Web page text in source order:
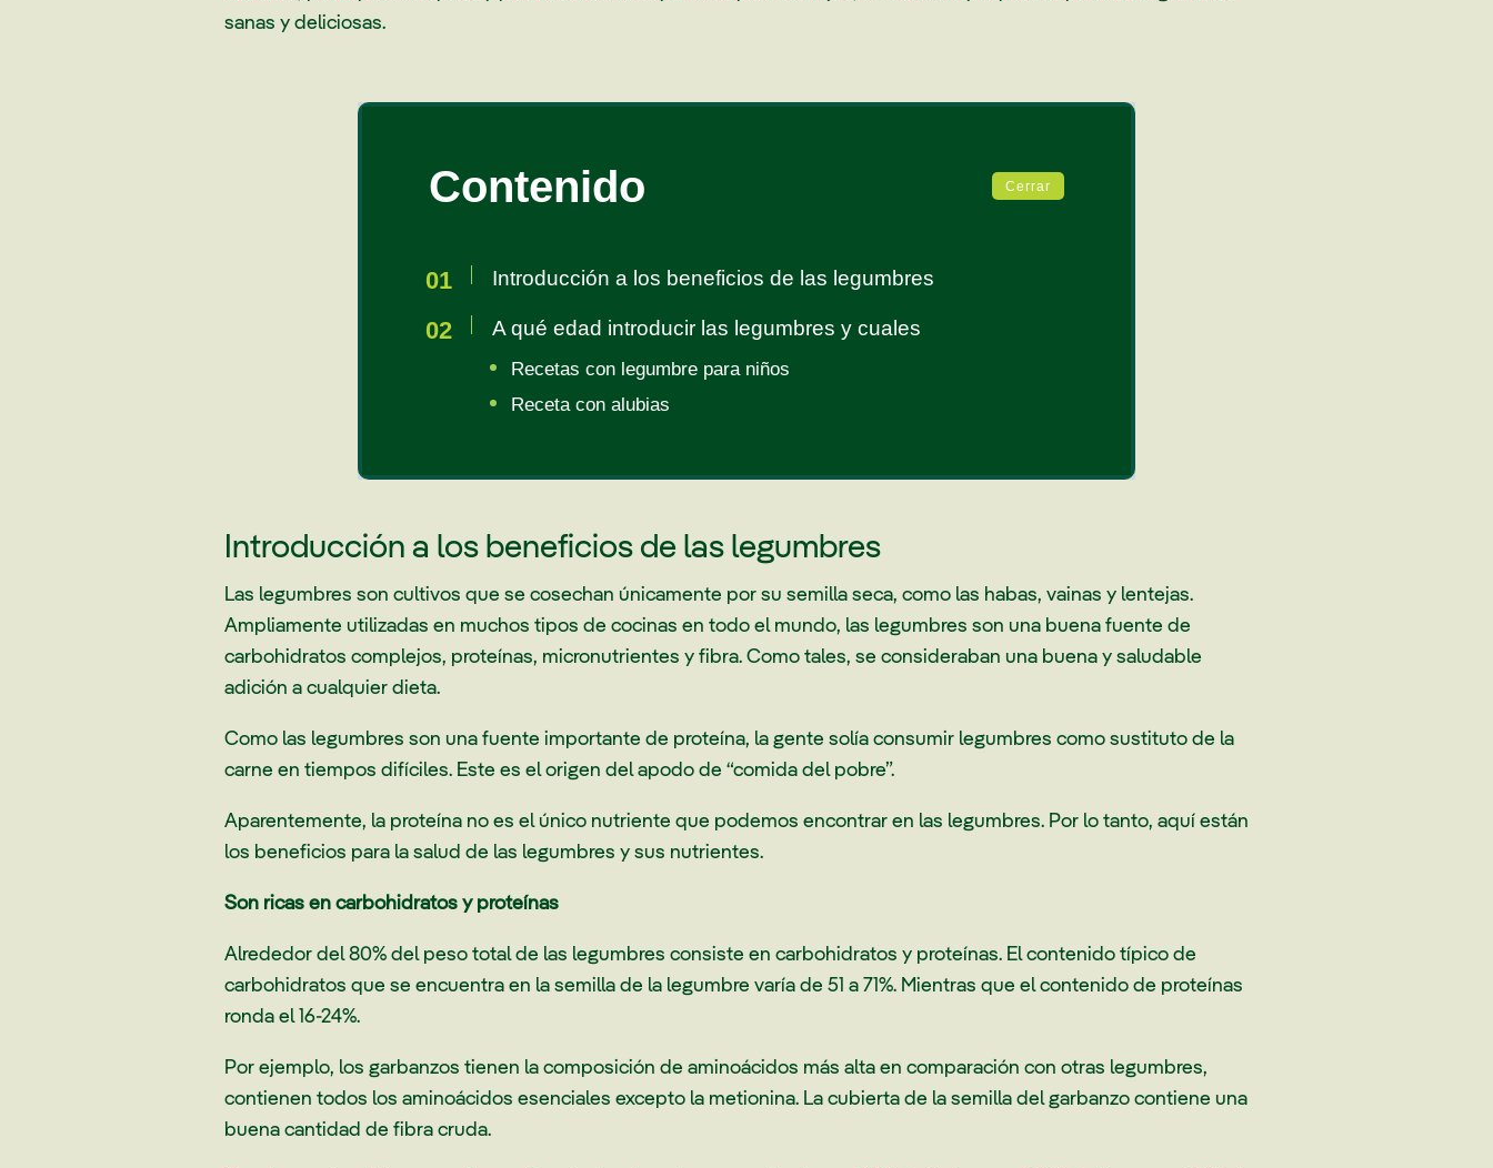
sanas y deliciosas.
Cerrar
Contenido
Introducción a los beneficios de las legumbres
A qué edad introducir las legumbres y cuales
Recetas con legumbre para niños
Receta con alubias
Introducción a los beneficios de las legumbres
Las legumbres son cultivos que se cosechan únicamente por su semilla seca, como las habas, vainas y lentejas.
Ampliamente utilizadas en muchos tipos de cocinas en todo el mundo, las legumbres son una buena fuente de
carbohidratos complejos, proteínas, micronutrientes y fibra. Como tales, se consideraban una buena y saludable
adición a cualquier dieta.
Como las legumbres son una fuente importante de proteína, la gente solía consumir legumbres como sustituto de la
carne en tiempos difíciles. Este es el origen del apodo de “comida del pobre”.
Aparentemente, la proteína no es el único nutriente que podemos encontrar en las legumbres. Por lo tanto, aquí están
los beneficios para la salud de las legumbres y sus nutrientes.
Son ricas en carbohidratos y proteínas
Alrededor del 80% del peso total de las legumbres consiste en carbohidratos y proteínas. El contenido típico de
carbohidratos que se encuentra en la semilla de la legumbre varía de 51 a 71%. Mientras que el contenido de proteínas
ronda el 16-24%.
Por ejemplo, los garbanzos tienen la composición de aminoácidos más alta en comparación con otras legumbres,
contienen todos los aminoácidos esenciales excepto la metionina. La cubierta de la semilla del garbanzo contiene una
buena cantidad de fibra cruda.